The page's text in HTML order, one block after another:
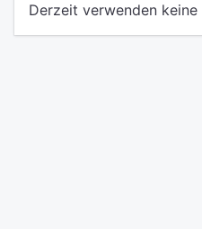
Derzeit verwenden keine